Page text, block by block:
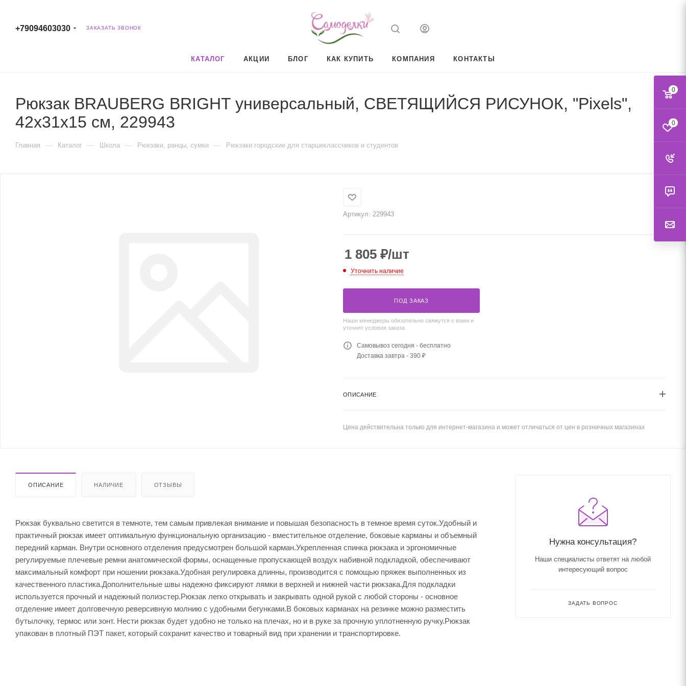
+79094603030 ЗАКАЗАТЬ ЗВОНОК
КАТАЛОГ АКЦИИ БЛОГ КАК КУПИТЬ КОМПАНИЯ КОНТАКТЫ
Рюкзак BRAUBERG BRIGHT универсальный, СВЕТЯЩИЙСЯ РИСУНОК, "Pixels",
42х31х15 см, 229943
Главная — Каталог — Школа — Рюкзаки, ранцы, сумки — Рюкзаки городские для старшеклассников и студентов
Артикул: 229943
1 805 ₽/шт
Уточнить наличие
ПОД ЗАКАЗ
Наши менеджеры обязательно свяжутся с вами и
уточнят условия заказа
Самовывоз сегодня - бесплатно
Доставка завтра - 390 ₽
ОПИСАНИЕ
Цена действительна только для интернет-магазина и может отличаться от цен в розничных магазинах
ОПИСАНИЕ НАЛИЧИЕ ОТЗЫВЫ
Рюкзак буквально светится в темноте, тем самым привлекая внимание и повышая безопасность в темное время суток.Удобный и
практичный рюкзак имеет оптимальную функциональную организацию - вместительное отделение, боковые карманы и объемный
передний карман. Внутри основного отделения предусмотрен большой карман.Укрепленная спинка рюкзака и эргономичные
регулируемые плечевые ремни анатомической формы, оснащенные пропускающей воздух набивной подкладкой, обеспечивают
максимальный комфорт при ношении рюкзака.Удобная регулировка длинны, производится с помощью пряжек выполненных из
качественного пластика.Дополнительные швы надежно фиксируют лямки в верхней и нижней части рюкзака.Для подкладки
используется прочный и надежный полиэстер.Рюкзак легко открывать и закрывать одной рукой с любой стороны - основное
отделение имеет долговечную реверсивную молнию с удобными бегунками.В боковых карманах на резинке можно разместить
бутылочку, термос или зонт. Нести рюкзак будет удобно не только на плечах, но и в руке за прочную уплотненную ручку.Рюкзак
упакован в плотный ПЭТ пакет, который сохранит качество и товарный вид при хранении и транспортировке.
Нужна консультация?
Наши специалисты ответят на любой
интересующий вопрос
ЗАДАТЬ ВОПРОС
0
0